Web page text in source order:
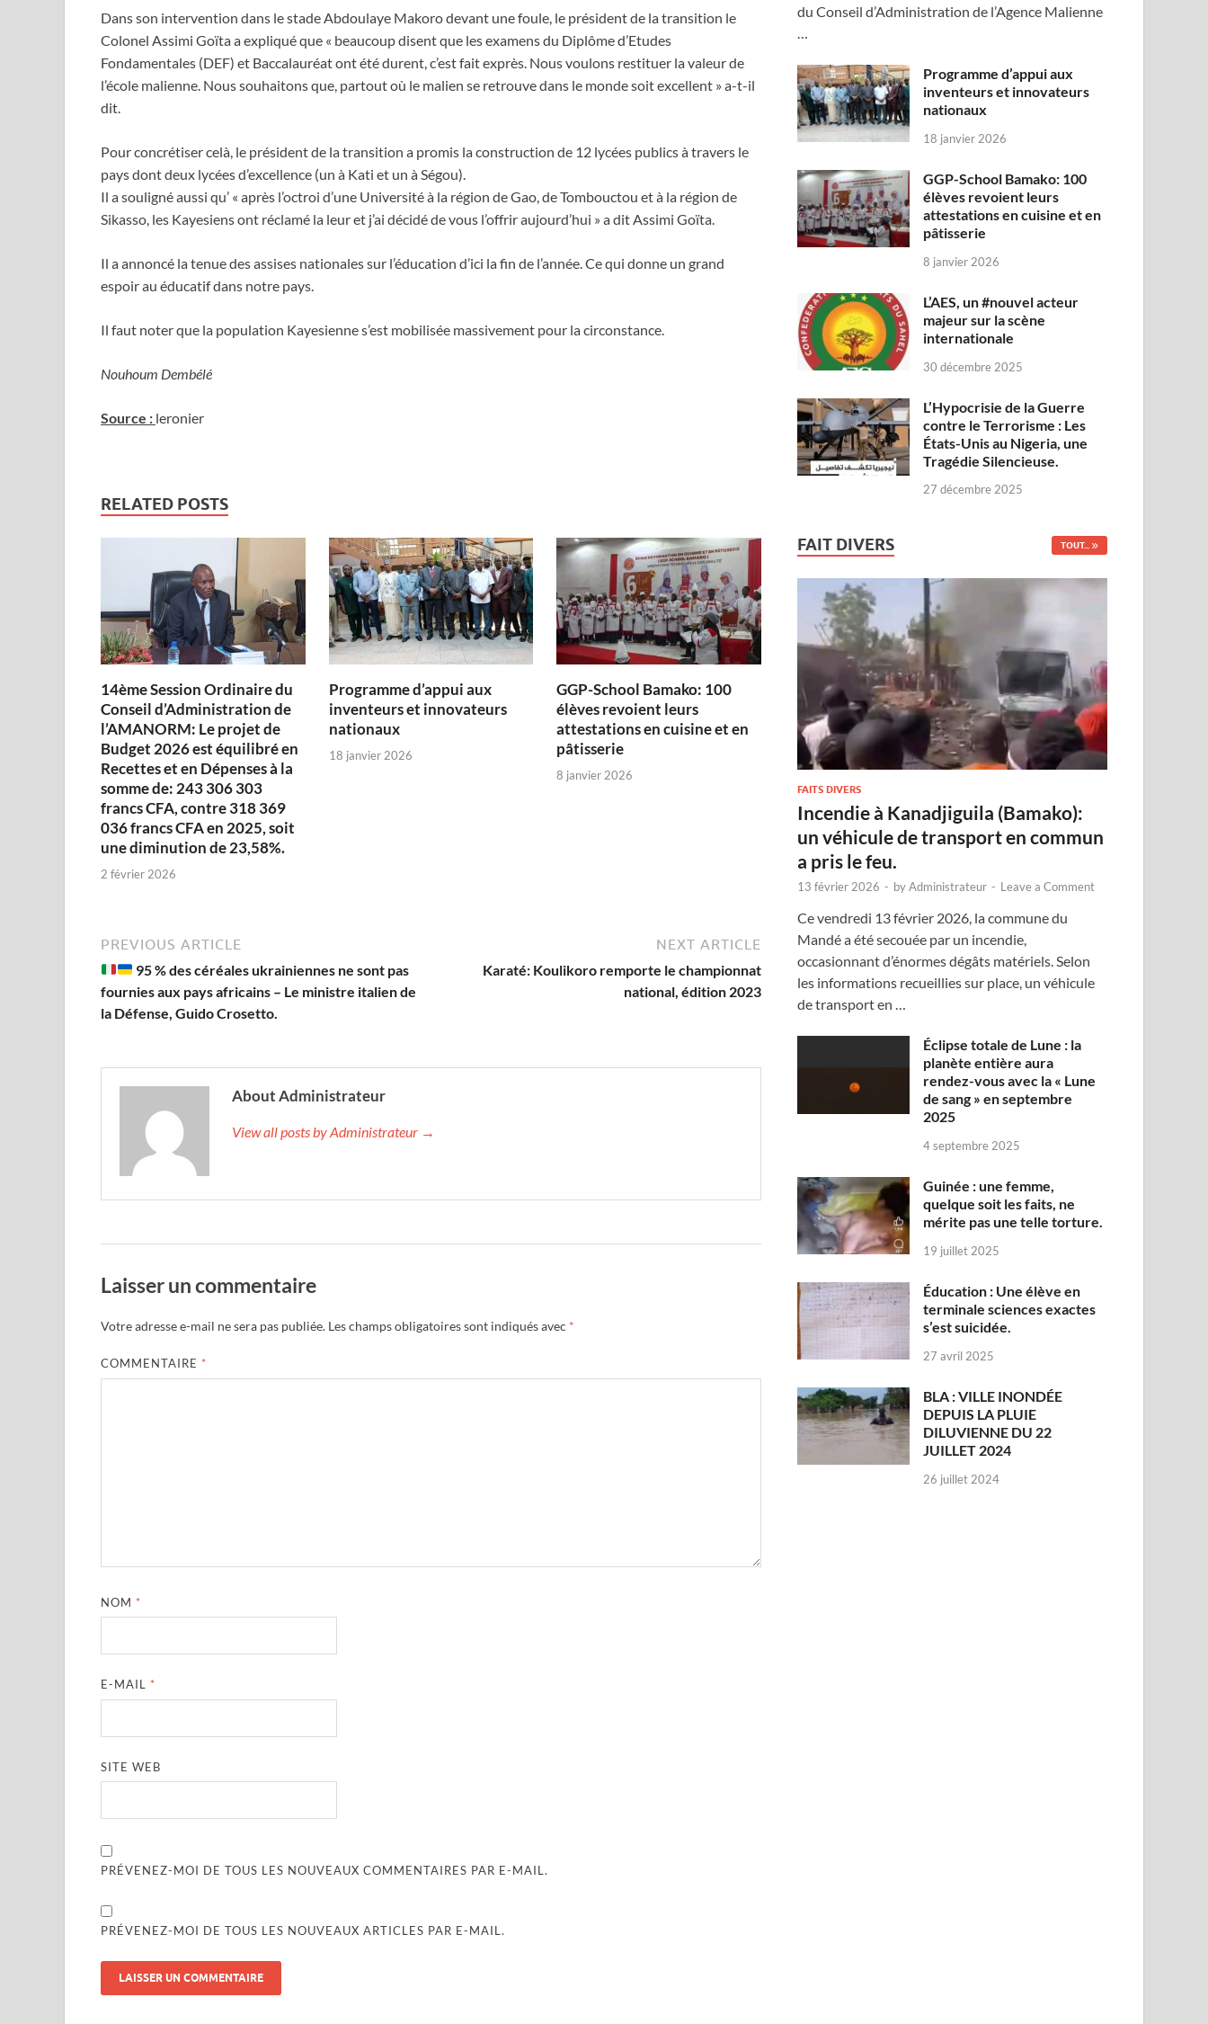
Dans son intervention dans le stade Abdoulaye Makoro devant une foule, le président de la transition le
Colonel Assimi Goïta a expliqué que « beaucoup disent que les examens du Diplôme d’Etudes
Fondamentales (DEF) et Baccalauréat ont été durent, c’est fait exprès. Nous voulons restituer la valeur de
l’école malienne. Nous souhaitons que, partout où le malien se retrouve dans le monde soit excellent » a-t-il
dit.
Pour concrétiser celà, le président de la transition a promis la construction de 12 lycées publics à travers le
pays dont deux lycées d’excellence (un à Kati et un à Ségou).
Il a souligné aussi qu’ « après l’octroi d’une Université à la région de Gao, de Tombouctou et à la région de
Sikasso, les Kayesiens ont réclamé la leur et j’ai décidé de vous l’offrir aujourd’hui » a dit Assimi Goïta.
Il a annoncé la tenue des assises nationales sur l’éducation d’ici la fin de l’année. Ce qui donne un grand
espoir au éducatif dans notre pays.
Il faut noter que la population Kayesienne s’est mobilisée massivement pour la circonstance.
Nouhoum Dembélé
Source : leronier
RELATED POSTS
14ème Session Ordinaire du
Conseil d’Administration de
l’AMANORM: Le projet de
Budget 2026 est équilibré en
Recettes et en Dépenses à la
somme de: 243 306 303
francs CFA, contre 318 369
036 francs CFA en 2025, soit
une diminution de 23,58%.
2 février 2026
Programme d’appui aux
inventeurs et innovateurs
nationaux
18 janvier 2026
GGP-School Bamako: 100
élèves revoient leurs
attestations en cuisine et en
pâtisserie
8 janvier 2026
PREVIOUS ARTICLE
95 % des céréales ukrainiennes ne sont pas
fournies aux pays africains – Le ministre italien de
la Défense, Guido Crosetto.
NEXT ARTICLE
Karaté: Koulikoro remporte le championnat
national, édition 2023
About Administrateur
View all posts by Administrateur →
Laisser un commentaire
Votre adresse e-mail ne sera pas publiée. Les champs obligatoires sont indiqués avec *
COMMENTAIRE *
NOM *
E-MAIL *
SITE WEB
PRÉVENEZ-MOI DE TOUS LES NOUVEAUX COMMENTAIRES PAR E-MAIL.
PRÉVENEZ-MOI DE TOUS LES NOUVEAUX ARTICLES PAR E-MAIL.
du Conseil d’Administration de l’Agence Malienne
…
Programme d’appui aux
inventeurs et innovateurs
nationaux
18 janvier 2026
GGP-School Bamako: 100
élèves revoient leurs
attestations en cuisine et en
pâtisserie
8 janvier 2026
L’AES, un #nouvel acteur
majeur sur la scène
internationale
30 décembre 2025
L’Hypocrisie de la Guerre
contre le Terrorisme : Les
États-Unis au Nigeria, une
Tragédie Silencieuse.
27 décembre 2025
FAIT DIVERS TOUT...
FAITS DIVERS
Incendie à Kanadjiguila (Bamako):
un véhicule de transport en commun
a pris le feu.
13 février 2026 - byAdministrateur - Leave a Comment
Ce vendredi 13 février 2026, la commune du
Mandé a été secouée par un incendie,
occasionnant d’énormes dégâts matériels. Selon
les informations recueillies sur place, un véhicule
de transport en …
Éclipse totale de Lune : la
planète entière aura
rendez-vous avec la « Lune
de sang » en septembre
2025
4 septembre 2025
Guinée : une femme,
quelque soit les faits, ne
mérite pas une telle torture.
19 juillet 2025
Éducation : Une élève en
terminale sciences exactes
s’est suicidée.
27 avril 2025
BLA : VILLE INONDÉE
DEPUIS LA PLUIE
DILUVIENNE DU 22
JUILLET 2024
26 juillet 2024